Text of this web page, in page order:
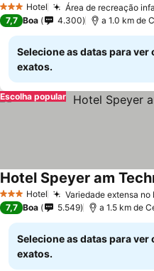
3 EstrelasHotel Área de recreação
7,7 Boa 4.300 a 1.0 km de
Selecione as datas para ver
exatos.
Escolha popular
3 EstrelasHotel Variedade extensa
Hotel Speyer am
7,7 Boa 5.549 a 1.5 km de
Selecione as datas para ver
exatos.